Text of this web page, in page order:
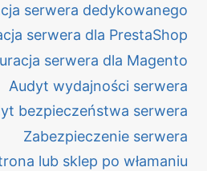
serwera dedykowanego
serwera dla PrestaShop
serwera dla Magento
Audyt wydajności serwera
bezpieczeństwa serwera
Zabezpieczenie serwera
lub sklep po włamaniu